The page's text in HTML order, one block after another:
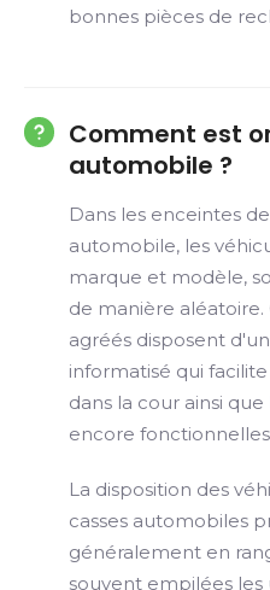
bonnes pièces de
Comment est
automobile ?
Dans les enceintes
automobile, les
marque et modèle,
de manière
agréés disposent
informatisé qui
dans la cour ainsi
encore
La disposition des
casses automobiles
généralement en
souvent empilées les